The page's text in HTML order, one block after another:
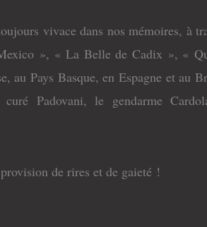
vivace dans nos mémoires, à
», « La Belle de Cadix », «
au Pays Basque, en Espagne et au
Padovani, le gendarme
de rires et de gaieté !